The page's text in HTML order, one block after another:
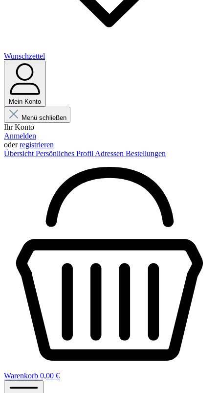
Wunschzettel
Mein Konto
Menü schließen
Ihr Konto
Anmelden
oderregistrieren
Übersicht Persönliches Profil Adressen Bestellungen
Warenkorb 0,00 €